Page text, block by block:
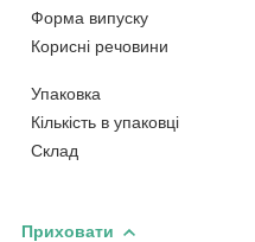
Форма випуску
Корисні речовини
Упаковка
Кількість в упаковці
Склад
Приховати